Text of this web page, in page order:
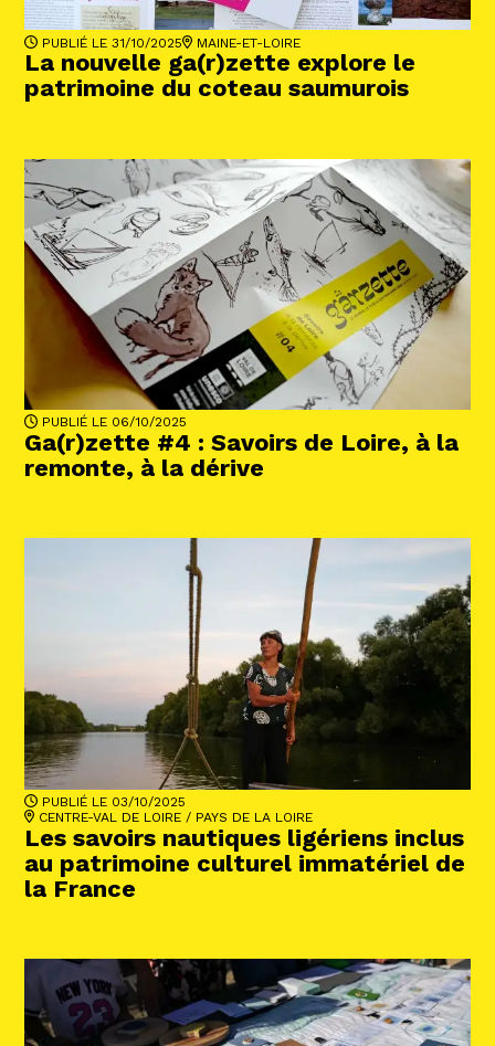
PUBLIÉ LE 31/10/2025 MAINE-ET-LOIRE
La nouvelle ga(r)zette explore le
patrimoine du coteau saumurois
PUBLIÉ LE 06/10/2025
Ga(r)zette #4 : Savoirs de Loire, à la
remonte, à la dérive
PUBLIÉ LE 03/10/2025
CENTRE-VAL DE LOIRE /PAYS DE LA LOIRE
Les savoirs nautiques ligériens inclus
au patrimoine culturel immatériel de
la France